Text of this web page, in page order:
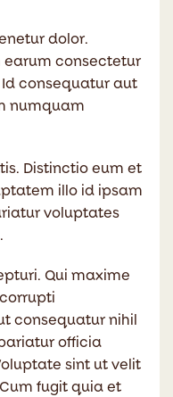
dolor.
earum consectetur
consequatur aut
numquam
Distinctio eum et
illo id ipsam
voluptates
Qui maxime
consequatur nihil
officia
sint ut velit
fugit quia et